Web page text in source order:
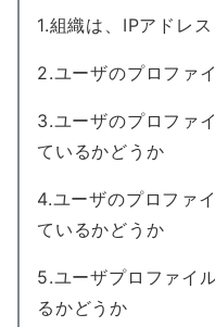
1.組織は、IPアドレ
2.ユーザのプロファ
3.ユーザのプロファ
ているかどうか
4.ユーザのプロファ
ているかどうか
5.ユーザプロファイ
るかどうか